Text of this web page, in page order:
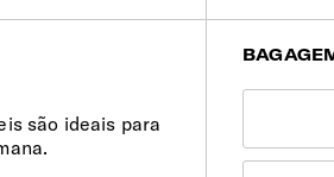
são ideais para